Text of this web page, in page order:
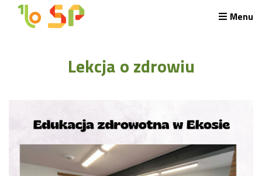
Menu
Przykładowe arkusze egzaminu wstępnego
Plan nauczania liceum 4-letniego
Nawigacja
Lekcja o zdrowiu